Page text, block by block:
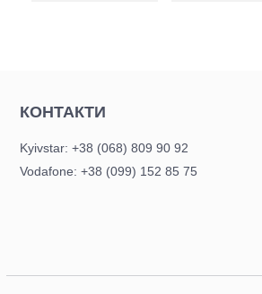
КОНТАКТИ
Kyivstar: +38 (068) 809 90 92
Vodafone: +38 (099) 152 85 75